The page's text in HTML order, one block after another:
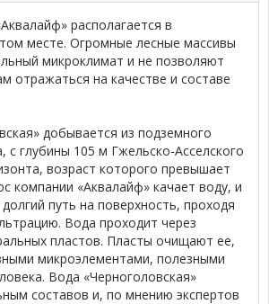
располагается в
месте. Огромные лесные массивы
микроклимат и не позволяют
отражаться на качестве и составе
добывается из подземного
с глубины 105 м Гжельско-Асселского
возраст которого превышает
компании «Аквалайф» качает воду, и
путь на поверхность, проходя
Вода проходит через
пластов. Пласты очищают ее,
микроэлементами, полезными
Вода «Черноголовская»
составов и, по мнению экспертов